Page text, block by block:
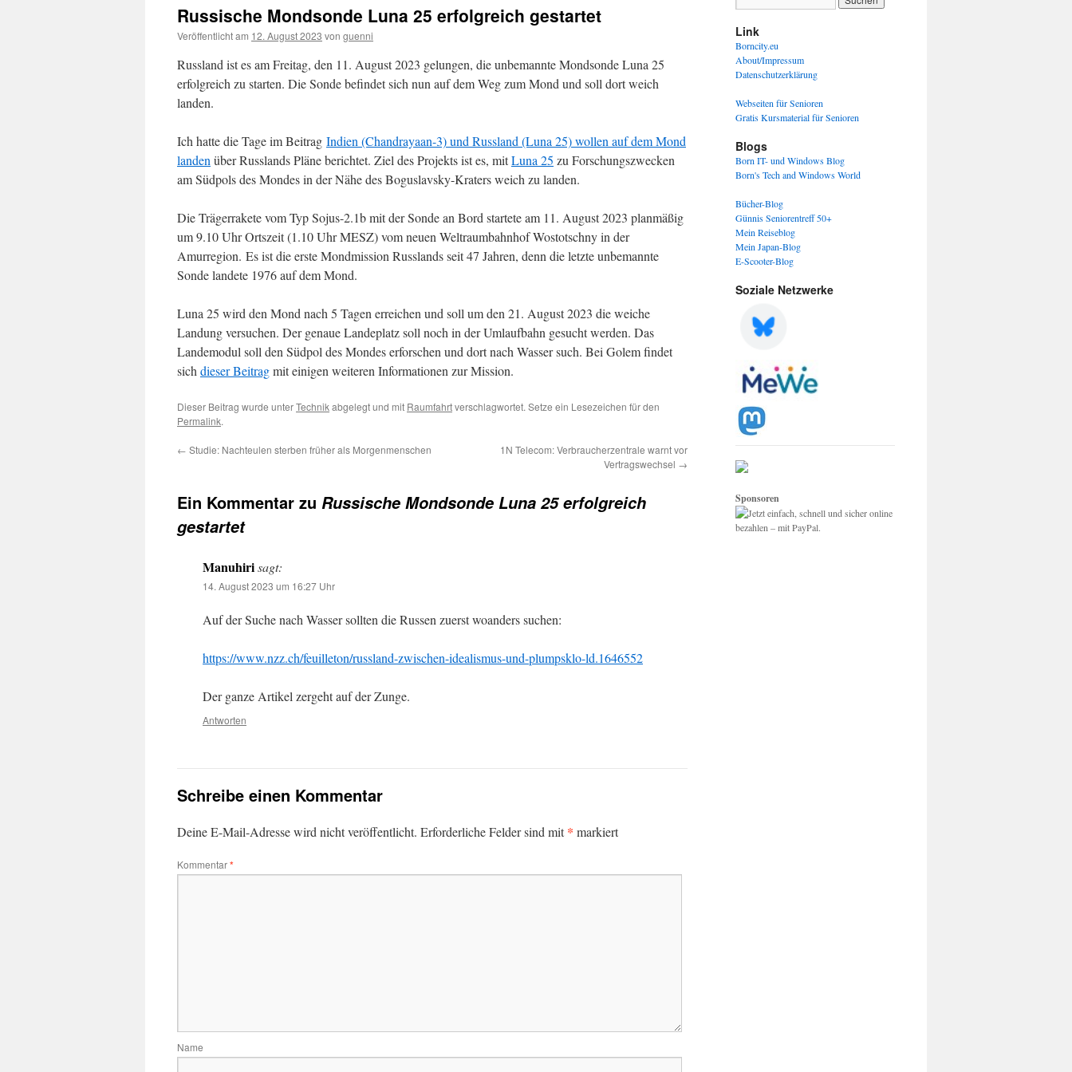
Russische Mondsonde Luna 25 erfolgreich gestartet
Veröffentlicht am 12. August 2023 von guenni
Russland ist es am Freitag, den 11. August 2023 gelungen, die unbemannte Mondsonde Luna 25
erfolgreich zu starten. Die Sonde befindet sich nun auf dem Weg zum Mond und soll dort weich
landen.
Ich hatte die Tage im Beitrag Indien (Chandrayaan-3) und Russland (Luna 25) wollen auf dem Mond
landen über Russlands Pläne berichtet. Ziel des Projekts ist es, mitLuna 25 zu Forschungszwecken
am Südpols des Mondes in der Nähe des Boguslavsky-Kraters weich zu landen.
Die Trägerrakete vom Typ Sojus-2.1b mit der Sonde an Bord startete am 11. August 2023 planmäßig
um 9.10 Uhr Ortszeit (1.10 Uhr MESZ) vom neuen Weltraumbahnhof Wostotschny in der
Amurregion. Es ist die erste Mondmission Russlands seit 47 Jahren, denn die letzte unbemannte
Sonde landete 1976 auf dem Mond.
Luna 25 wird den Mond nach 5 Tagen erreichen und soll um den 21. August 2023 die weiche
Landung versuchen. Der genaue Landeplatz soll noch in der Umlaufbahn gesucht werden. Das
Landemodul soll den Südpol des Mondes erforschen und dort nach Wasser such. Bei Golem findet
sich dieser Beitragmit einigen weiteren Informationen zur Mission.
Dieser Beitrag wurde unterTechnikabgelegt und mit Raumfahrtverschlagwortet. Setze ein Lesezeichen für den
Permalink.
← Studie: Nachteulen sterben früher als Morgenmenschen
1N Telecom: Verbraucherzentrale warnt vor
Vertragswechsel →
Ein Kommentar zu Russische Mondsonde Luna 25 erfolgreich
gestartet
Manuhirisagt:
14. August 2023 um 16:27 Uhr
Auf der Suche nach Wasser sollten die Russen zuerst woanders suchen:
https://www.nzz.ch/feuilleton/russland-zwischen-idealismus-und-plumpsklo-ld.1646552
Der ganze Artikel zergeht auf der Zunge.
Antworten
Schreibe einen Kommentar
Deine E-Mail-Adresse wird nicht veröffentlicht. Erforderliche Felder sind mit* markiert
Kommentar*
Name
Link
Borncity.eu
About/Impressum
Datenschutzerklärung
Webseiten für Senioren
Gratis Kursmaterial für Senioren
Blogs
Born IT- und Windows Blog
Born's Tech and Windows World
Bücher-Blog
Günnis Seniorentreff 50+
Mein Reiseblog
Mein Japan-Blog
E-Scooter-Blog
Soziale Netzwerke
Sponsoren